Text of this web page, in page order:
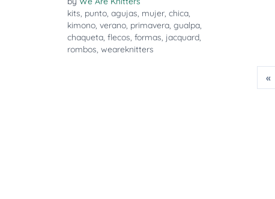
kits, punto, agujas, mujer, chica,
kimono, verano, primavera, gualpa,
chaqueta, flecos, formas, jacquard,
rombos, weareknitters
«